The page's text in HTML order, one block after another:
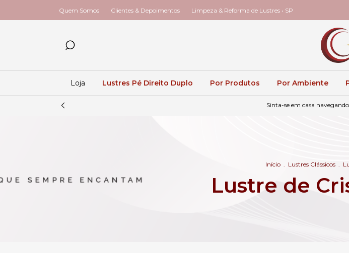
Quem Somos Clientes & Depoimentos Limpeza & Reforma de Lustres • SP
Loja Lustres Pé Direito Duplo Por Produtos Por Ambiente
Sinta-se em casa
Início . Lustres Clássicos .
Lustre de